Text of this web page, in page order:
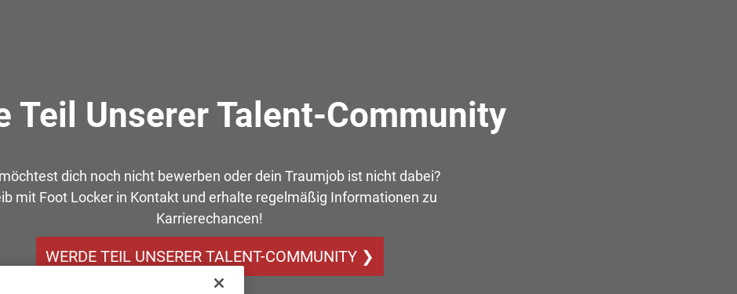
Teil Unserer Talent-Community
dich noch nicht bewerben oder dein Traumjob ist nicht dabei?
mit Foot Locker in Kontakt und erhalte regelmäßig Informationen zu
Karrierechancen!
WERDE TEIL UNSERER TALENT-COMMUNITY ❯